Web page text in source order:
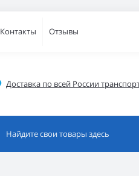
Контакты Отзывы
Доставка по всей России